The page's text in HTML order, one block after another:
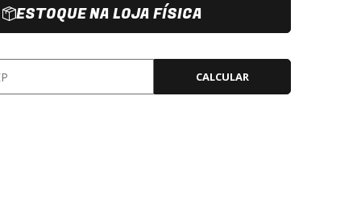
ESTOQUE NA LOJA FÍSICA
CALCULAR